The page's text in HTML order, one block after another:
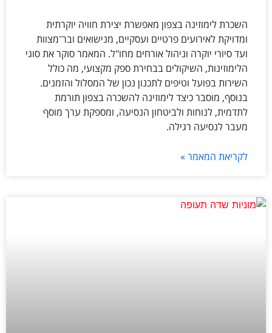
השכרת לימוזינה בצפון מאפשרת יצירת חוויה יוקרתית
ומדויקת לאירועים פרטיים ועסקיים, מנישואים ובר־מצוות
ועד סיורי יוקרה וניהול אורחים מחו"ל. המאמר סוקר את סוגי
הלימוזינות, השיקולים בבחירת ספק מקצועי, מה כולל
השירות בפועל וטיפים לתכנון נכון של המסלול והזמנים.
בנוסף, מוסבר כיצד לימוזינה להשכרה בצפון תורמת
לתדמית, לנוחות ולביטחון הנסיעה, ומספקת ערך מוסף
מעבר לנסיעה רגילה.
לקריאת המאמר »